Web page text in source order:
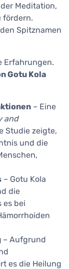
Meditation,
fördern.
Spitznamen
Erfahrungen.
Gotu Kola
– Eine
and
Studie zeigte,
und die
– Gotu Kola
die
es bei
– Aufgrund
es die Heilung